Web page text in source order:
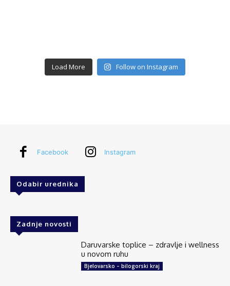
Load More Follow on Instagram
Facebook Instagram
Odabir urednika
Zadnje novosti
Daruvarske toplice – zdravlje i wellness
u novom ruhu
Bjelovarsko – bilogorski kraj